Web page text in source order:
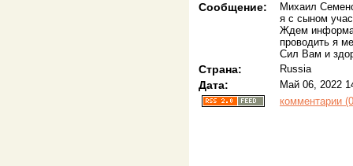
Сообщение:
Михаил
я с сыном
Ждем
проводить я
Сил Вам и
Страна: Russia
Дата:
Май 06, 2022
комментарии